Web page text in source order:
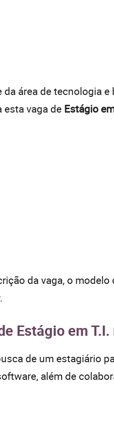
da área de tecnologia
vaga de Estágio
da vaga, o
Estágio em
de um estagiário
além de